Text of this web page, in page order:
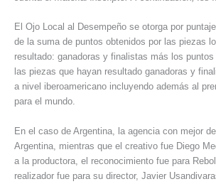
El Ojo Local al Desempeño se otorga por
de la suma de puntos obtenidos por las piezas
resultado: ganadoras y finalistas más los
las piezas que hayan resultado ganadoras y
a nivel iberoamericano incluyendo además al
para el mundo.
En el caso de Argentina, la agencia con mejor
Argentina, mientras que el creativo fue Diego
a la productora, el reconocimiento fue para
realizador fue para su director, Javier